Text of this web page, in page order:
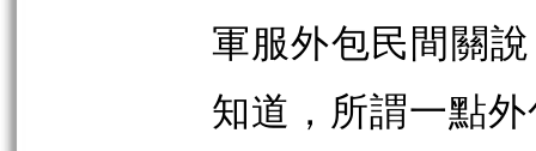
軍服外包民間關
知道，所謂一點